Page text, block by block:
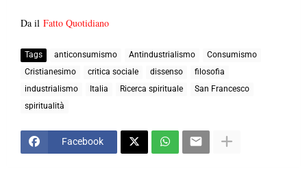
Da il Fatto Quotidiano
Tags anticonsumismo Antindustrialismo
Consumismo
Cristianesimo
critica sociale dissenso
filosofia
industrialismo
Italia Ricerca spirituale
San Francesco
spiritualità
Facebook